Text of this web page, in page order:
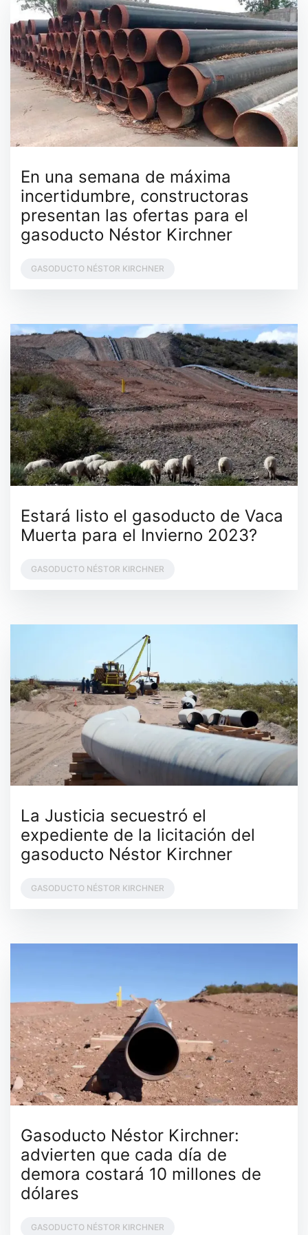
En una semana de máxima
incertidumbre, constructoras
presentan las ofertas para el
gasoducto Néstor Kirchner
GASODUCTO NÉSTOR KIRCHNER
Estará listo el gasoducto de Vaca
Muerta para el Invierno 2023?
GASODUCTO NÉSTOR KIRCHNER
La Justicia secuestró el
expediente de la licitación del
gasoducto Néstor Kirchner
GASODUCTO NÉSTOR KIRCHNER
Gasoducto Néstor Kirchner:
advierten que cada día de
demora costará 10 millones de
dólares
GASODUCTO NÉSTOR KIRCHNER